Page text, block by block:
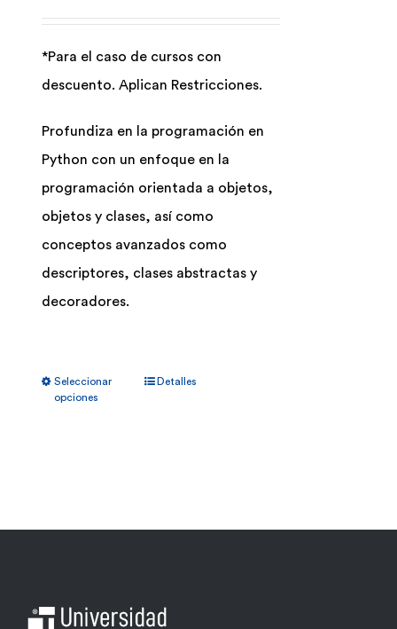
de
producto
*Para el caso de cursos con
descuento. Aplican Restricciones.
Profundiza en la programación en
Python con un enfoque en la
programación orientada a objetos,
objetos y clases, así como
conceptos avanzados como
descriptores, clases abstractas y
decoradores.
Seleccionar
opciones
elegir
Detalles